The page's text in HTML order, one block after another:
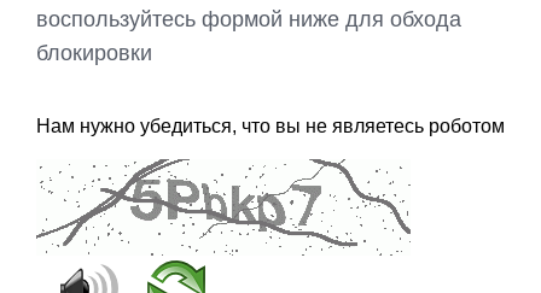
воспользуйтесь формой ниже для обхода
блокировки
Нам нужно убедиться, что вы не являетесь роботом